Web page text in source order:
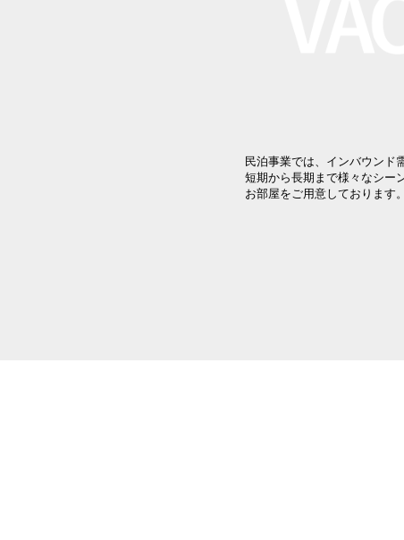
民泊事業では、インバウンド
短期から長期まで様々なシー
お部屋をご用意しております。